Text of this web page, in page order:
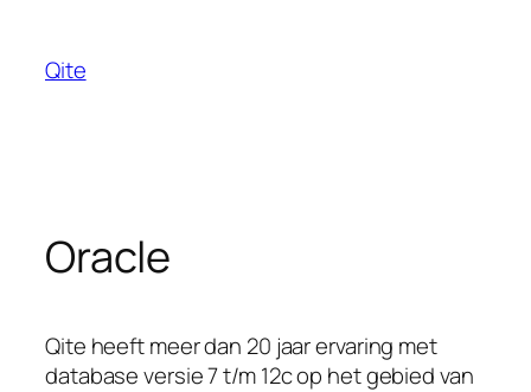
content
Qite
Oracle
Qite heeft meer dan 20 jaar ervaring met
database versie 7 t/m 12c op het gebied van